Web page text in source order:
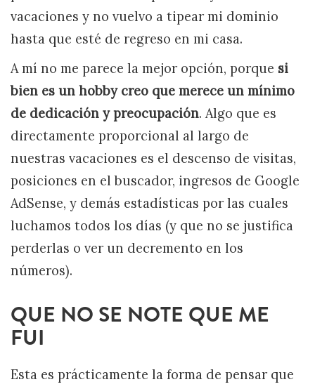
vacaciones y no vuelvo a tipear mi dominio
hasta que esté de regreso en mi casa.
A mí no me parece la mejor opción, porque si
bien es un hobby creo que merece un mínimo
de dedicación y preocupación. Algo que es
directamente proporcional al largo de
nuestras vacaciones es el descenso de visitas,
posiciones en el buscador, ingresos de Google
AdSense, y demás estadísticas por las cuales
luchamos todos los días (y que no se justifica
perderlas o ver un decremento en los
números).
QUE NO SE NOTE QUE ME
FUI
Esta es prácticamente la forma de pensar que